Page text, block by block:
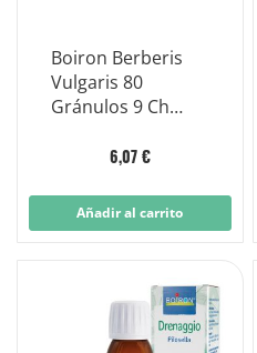
Boiron Berberis
Vulgaris 80
Gránulos 9 Ch
6,07 €
Añadir al carrito